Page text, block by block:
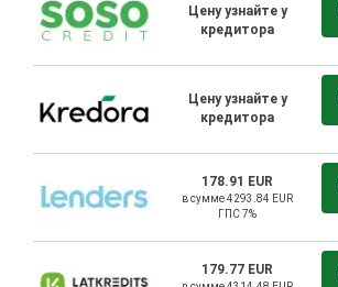
Цену узнайте у
кредитора
Цену узнайте у
кредитора
178.91 EUR
в сумме 4293.84 EUR
ГПС 7%
179.77 EUR